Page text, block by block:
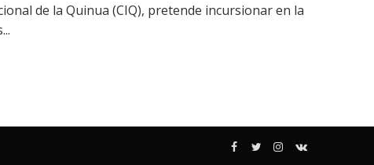
de la Quinua (CIQ), pretende incursionar en la